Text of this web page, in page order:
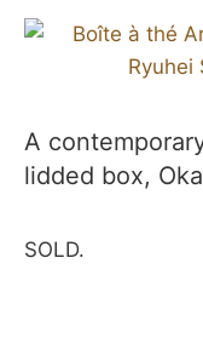
A
lidded box,
SOLD.